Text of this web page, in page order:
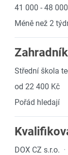
41 000 - 48
Méně než 2
Střední škola
od 22 400 Kč
Pořád hledají
DOX CZ s.r.o. ·